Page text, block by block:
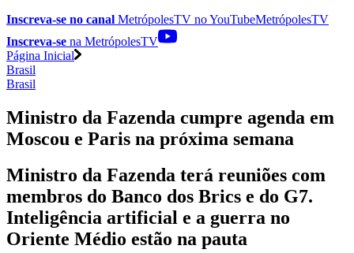
Inscreva-se no canal MetrópolesTV noYouTubeMetrópolesTV
Inscreva-se na MetrópolesTV
Página Inicial
Brasil
Brasil
Ministro da Fazenda cumpre agenda em
Moscou e Paris na próxima semana
Ministro da Fazenda terá reuniões com
membros do Banco dos Brics e do G7.
Inteligência artificial e a guerra no
Oriente Médio estão na pauta